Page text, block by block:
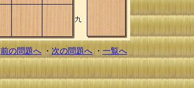
前の問題へ・次の問題へ ・ 一覧へ